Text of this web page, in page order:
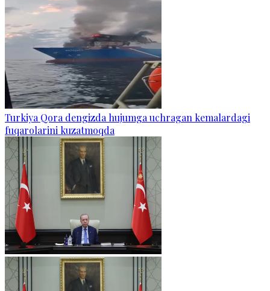
Turkiya Qora dengizda hujumga uchragan kemalardagi
fuqarolarini kuzatmoqda